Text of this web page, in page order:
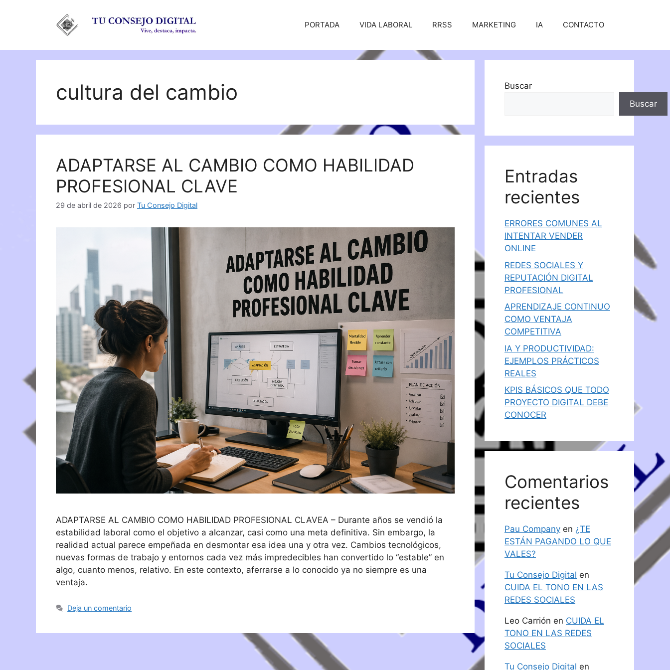
PORTADA VIDA LABORAL RRSS MARKETING IA CONTACTO
cultura del cambio
ADAPTARSE AL CAMBIO COMO HABILIDAD
PROFESIONAL CLAVE
29 de abril de 2026 por Tu Consejo Digital
ADAPTARSE AL CAMBIO COMO HABILIDAD PROFESIONAL CLAVEA – Durante años se vendió la
estabilidad laboral como el objetivo a alcanzar, casi como una meta definitiva. Sin embargo, la
realidad actual parece empeñada en desmontar esa idea una y otra vez. Cambios tecnológicos,
nuevas formas de trabajo y entornos cada vez más impredecibles han convertido lo “estable” en
algo, cuanto menos, relativo. En este contexto, aferrarse a lo conocido ya no siempre es una
ventaja.
Deja un comentario
Buscar
Buscar
Entradas
recientes
ERRORES COMUNES AL
INTENTAR VENDER
ONLINE
REDES SOCIALES Y
REPUTACIÓN DIGITAL
PROFESIONAL
APRENDIZAJE CONTINUO
COMO VENTAJA
COMPETITIVA
IA Y PRODUCTIVIDAD:
EJEMPLOS PRÁCTICOS
REALES
KPIS BÁSICOS QUE TODO
PROYECTO DIGITAL DEBE
CONOCER
Comentarios
recientes
Pau Company en ¿TE
ESTÁN PAGANDO LO QUE
VALES?
Tu Consejo Digital en
CUIDA EL TONO EN LAS
REDES SOCIALES
Leo Carrión en CUIDA EL
TONO EN LAS REDES
SOCIALES
Tu Consejo Digital en